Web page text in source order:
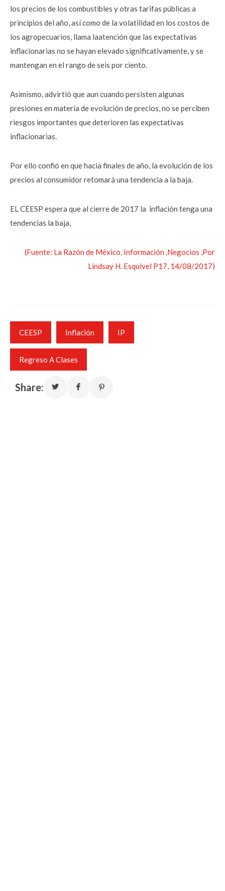
los precios de los combustibles y otras tarifas públicas a
principios del año, así como de la volatilidad en los costos de
los agropecuarios, llama laatención que las expectativas
inflacionarias no se hayan elevado significativamente, y se
mantengan en el rango de seis por ciento.
Asimismo, advirtió que aun cuando persisten algunas
presiones en materia de evolución de precios, no se perciben
riesgos importantes que deterioren las expectativas
inflacionarias.
Por ello confió en que hacia finales de año, la evolución de los
precios al consumidor retomará una tendencia a la baja.
EL CEESP espera que al cierre de 2017 la inflación tenga una
tendencias la baja,
(Fuente: La Razón de México, Información ,Negocios ,Por
Lindsay H. Esquivel P17, 14/08/2017)
CEESP Inflación IP
Regreso A Clases
Share: